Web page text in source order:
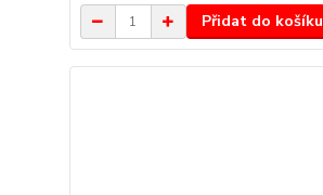
Přidat do košíku